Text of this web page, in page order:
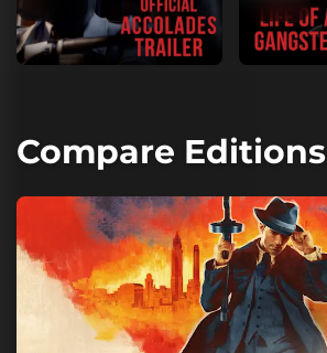
Compare Editions